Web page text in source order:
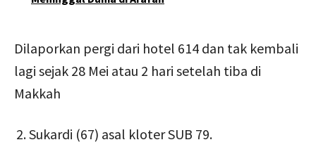
Dilaporkan pergi dari hotel 614 dan tak kembali
lagi sejak 28 Mei atau 2 hari setelah tiba di
Makkah
Sukardi (67) asal kloter SUB 79.